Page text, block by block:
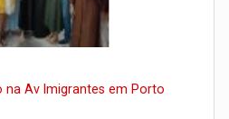
na Av Imigrantes em Porto